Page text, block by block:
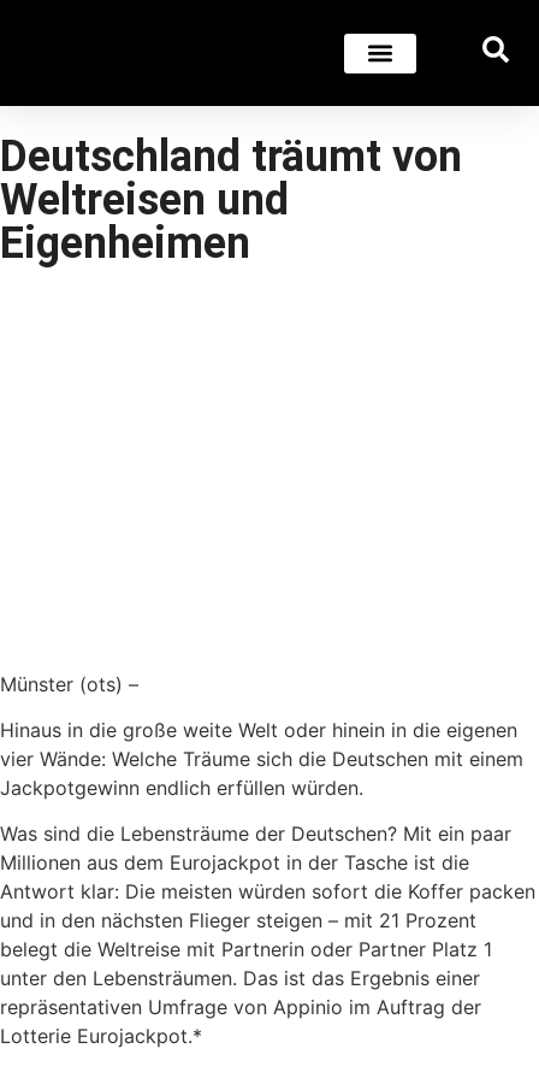
Deutschland träumt von
Weltreisen und
Eigenheimen
Münster (ots) –
Hinaus in die große weite Welt oder hinein in die eigenen
vier Wände: Welche Träume sich die Deutschen mit einem
Jackpotgewinn endlich erfüllen würden.
Was sind die Lebensträume der Deutschen? Mit ein paar
Millionen aus dem Eurojackpot in der Tasche ist die
Antwort klar: Die meisten würden sofort die Koffer packen
und in den nächsten Flieger steigen – mit 21 Prozent
belegt die Weltreise mit Partnerin oder Partner Platz 1
unter den Lebensträumen. Das ist das Ergebnis einer
repräsentativen Umfrage von Appinio im Auftrag der
Lotterie Eurojackpot.*